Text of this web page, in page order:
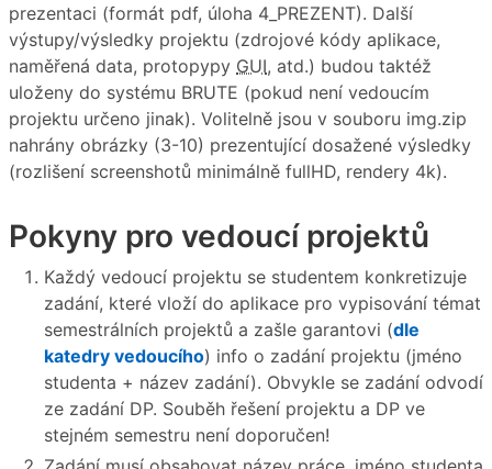
prezentaci (formát pdf, úloha 4_PREZENT). Další
výstupy/výsledky projektu (zdrojové kódy aplikace,
naměřená data, protopypy GUI, atd.) budou taktéž
uloženy do systému BRUTE (pokud není vedoucím
projektu určeno jinak). Volitelně jsou v souboru img.zip
nahrány obrázky (3-10) prezentující dosažené výsledky
(rozlišení screenshotů minimálně fullHD, rendery 4k).
Pokyny pro vedoucí projektů
Každý vedoucí projektu se studentem konkretizuje
zadání, které vloží do aplikace pro vypisování témat
semestrálních projektů a zašle garantovi (dle
katedry vedoucího) info o zadání projektu (jméno
studenta + název zadání). Obvykle se zadání odvodí
ze zadání DP. Souběh řešení projektu a DP ve
stejném semestru není doporučen!